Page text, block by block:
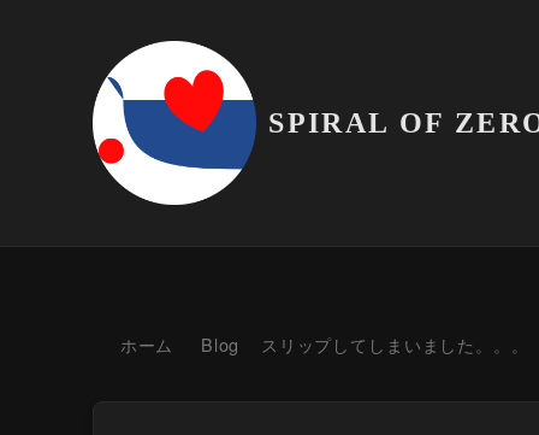
SPIRAL OF
ホーム Blog スリップしてしまいました。。。